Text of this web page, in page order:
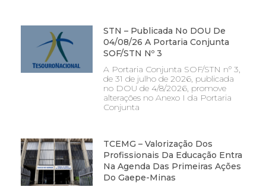
STN – Publicada No DOU De
04/08/26 A Portaria Conjunta
SOF/STN Nº 3
A Portaria Conjunta SOF/STN nº 3,
de 31 de julho de 2026, publicada
no DOU de 4/8/2026, promove
alterações no Anexo I da Portaria
Conjunta
TCEMG – Valorização Dos
Profissionais Da Educação Entra
Na Agenda Das Primeiras Ações
Do Gaepe-Minas